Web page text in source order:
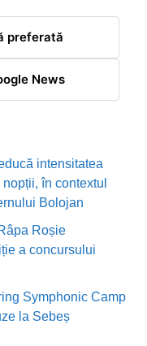
preferată
News
intensitatea
în contextul
Bolojan
Roșie
a concursului
Symphonic Camp
la Sebeș